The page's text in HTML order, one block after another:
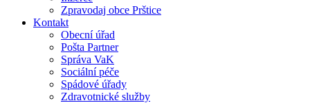
Zpravodaj obce Prštice
Kontakt
Obecní úřad
Pošta Partner
Správa VaK
Sociální péče
Spádové úřady
Zdravotnické služby